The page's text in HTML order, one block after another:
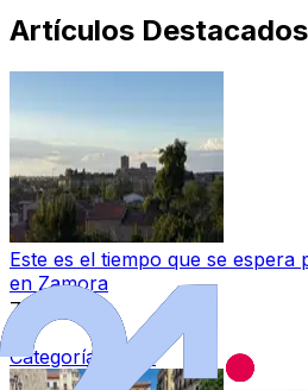
Artículos Destacados
Este es el tiempo que se espera
en Zamora
7 ago 2026
Categoría:
Local